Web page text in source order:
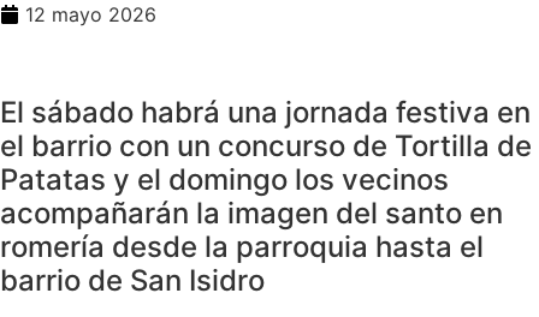
12 mayo 2026
El sábado habrá una jornada festiva en
el barrio con un concurso de Tortilla de
Patatas y el domingo los vecinos
acompañarán la imagen del santo en
romería desde la parroquia hasta el
barrio de San Isidro